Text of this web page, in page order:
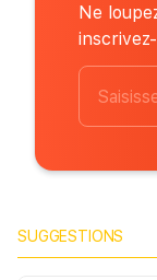
Ne
SUGGESTIONS